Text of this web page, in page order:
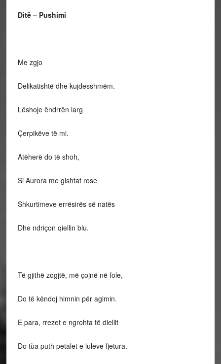
Ditë – Pushimi
Me zgjo
Delikatishtë dhe kujdesshmëm.
Lëshoje ëndrrën larg
Çerpikëve të mi.
Atëherë do të shoh,
Si Aurora me gishtat rose
Shkurtimeve errësirës së natës
Dhe ndriçon qiellin blu.
Të gjithë zogjtë, më çojnë në fole,
Do të këndoj himnin për agimin.
E para, rrezet e ngrohta të diellit
Do tùa puth petalet e luleve fjetura.